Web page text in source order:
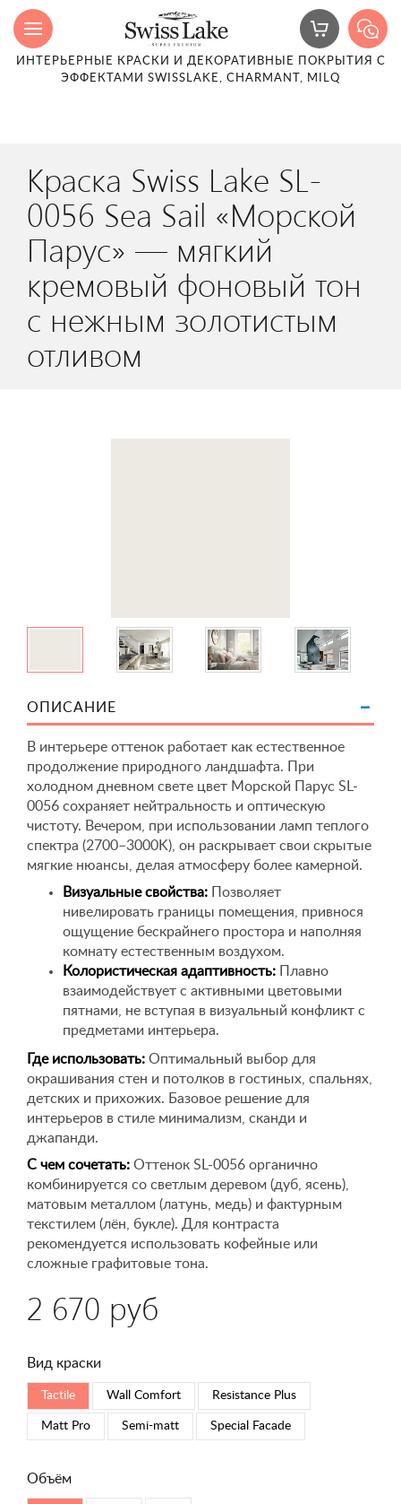
ИНТЕРЬЕРНЫЕ КРАСКИ И ДЕКОРАТИВНЫЕ ПОКРЫТИЯ С
ЭФФЕКТАМИ SWISSLAKE, CHARMANT, MILQ
Краска Swiss Lake SL-
0056 Sea Sail «Морской
Парус» — мягкий
кремовый фоновый тон
с нежным золотистым
отливом
ОПИСАНИЕ
В интерьере оттенок работает как естественное
продолжение природного ландшафта. При
холодном дневном свете цвет Морской Парус SL-
0056 сохраняет нейтральность и оптическую
чистоту. Вечером, при использовании ламп теплого
спектра (2700–3000K), он раскрывает свои скрытые
мягкие нюансы, делая атмосферу более камерной.
Визуальные свойства: Позволяет
нивелировать границы помещения, привнося
ощущение бескрайнего простора и наполняя
комнату естественным воздухом.
Колористическая адаптивность: Плавно
взаимодействует с активными цветовыми
пятнами, не вступая в визуальный конфликт с
предметами интерьера.
Где использовать: Оптимальный выбор для
окрашивания стен и потолков в гостиных, спальнях,
детских и прихожих. Базовое решение для
интерьеров в стиле минимализм, сканди и
джапанди.
С чем сочетать: Оттенок SL-0056 органично
комбинируется со светлым деревом (дуб, ясень),
матовым металлом (латунь, медь) и фактурным
текстилем (лён, букле). Для контраста
рекомендуется использовать кофейные или
сложные графитовые тона.
2 670 руб
Вид краски
Tactile Wall Comfort Resistance Plus
Matt Pro Semi-matt Special Faсade
Объём